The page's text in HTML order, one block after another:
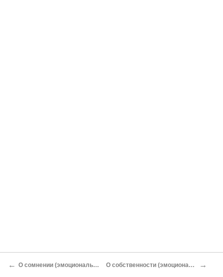
← О сомнении (эмоциональный практикум для взрослых) О собственности (эмоциональный практикум для взрослых) →